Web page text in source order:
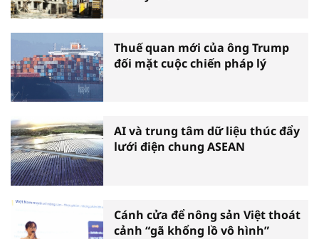
Thuế quan mới của ông Trump
đối mặt cuộc chiến pháp lý
AI và trung tâm dữ liệu thúc đẩy
lưới điện chung ASEAN
Cánh cửa để nông sản Việt thoát
cảnh “gã khổng lồ vô hình”